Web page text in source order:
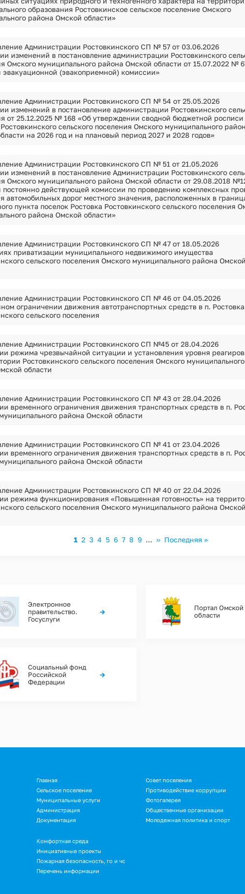
Сведения об установлении классов
Сведения об установлении классов
образования Ростовкинское сельское поселение Омского
района Омской области»
Администрации Ростовкинского СП № 57 от 03.06.2026
изменений в постановление администрации Ростовкинского
Омского муниципального района Омской области от 15.07.2022 №
эвакуационной (эвакоприемной) комиссии»
Администрации Ростовкинского СП № 54 от 25.05.2026
изменений в постановление администрации Ростовкинского
от 25.12.2025 № 168 «Об утверждении сводной бюджетной росписи
сельского поселения Омского муниципального
на 2026 год и на плановый период 2027 и 2028 годов»
Администрации Ростовкинского СП № 51 от 21.05.2026
изменений в постановление Администрации Ростовкинского
Омского муниципального района Омской области от 29.08.2018
постоянно действующей комиссии по проведению комплексных
автомобильных дорог местного значения, расположенных в
пункта поселок Ростовка Ростовкинского сельского поселения
района Омской области»
Администрации Ростовкинского СП № 47 от 18.05.2026
приватизации муниципального недвижимого имущества
сельского поселения Омского муниципального района Омской
Администрации Ростовкинского СП № 46 от 04.05.2026
ограничении движения автотранспортных средств в п. Ростовка
сельского поселения
Администрации Ростовкинского СП №45 от 28.04.2026
режима чрезвычайной ситуации и установления уровня
Ростовкинского сельского поселения Омского муниципального
области
Администрации Ростовкинского СП № 43 от 28.04.2026
временного ограничения движения транспортных средств в п.
района Омской области
Администрации Ростовкинского СП № 41 от 23.04.2026
временного ограничения движения транспортных средств в п.
района Омской области
Администрации Ростовкинского СП № 40 от 22.04.2026
режима функционирования «Повышенная готовность» на
сельского поселения Омского муниципального района Омской
Текущая
1 Page
2 Page
3 Page
4 Page
5 Page
6 Page
7 Page
8 Page
9 … Следующая
›› Последняя
Последняя »
Электронное
правительство.
Госуслуги
→
Портал Омской
области
Социальный фонд
Российской
Федерации
→
Главная
Сельское поселение
Муниципальные услуги
Администрация
Документация
Совет поселения
Противодействие коррупции
Фотогалерея
Общественные организации
Молодежная политика и спорт
Комфортная среда
Инициативные проекты
Пожарная безопасность, го и чс
Перечень информации